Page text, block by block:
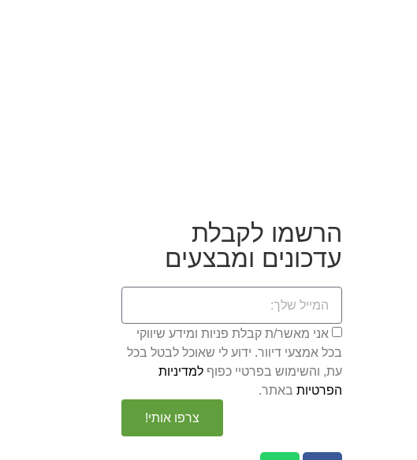
הרשמו לקבלת
עדכונים ומבצעים
אני מאשר/ת קבלת פניות ומידע שיווקי
בכל אמצעי דיוור. ידוע לי שאוכל לבטל בכל
עת, והשימוש בפרטיי כפוף למדיניות
הפרטיות באתר.
צרפו אותי!